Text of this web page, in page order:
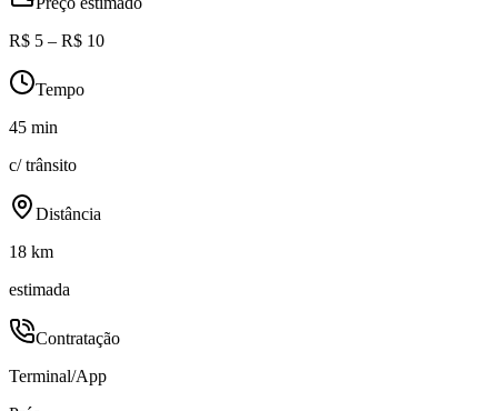
R$ 5 – R$ 10
Tempo
45 min
c/ trânsito
Distância
18 km
estimada
Contratação
Terminal/App